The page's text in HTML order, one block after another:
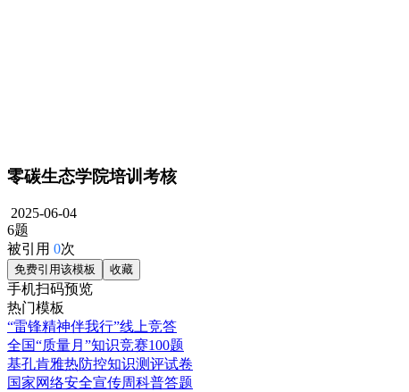
零碳生态学院培训考核
2025-06-04
6题
被引用 0次
免费引用该模板 收藏
手机扫码预览
热门模板
“雷锋精神伴我行”线上竞答
全国“质量月”知识竞赛100题
基孔肯雅热防控知识测评试卷
国家网络安全宣传周科普答题